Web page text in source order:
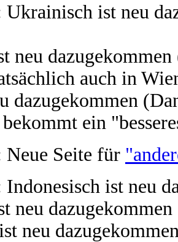
Ukrainisch ist neu
neu
auch in
dazugekommen
ein
Neue Seite für
Indonesisch ist neu
neu
neu